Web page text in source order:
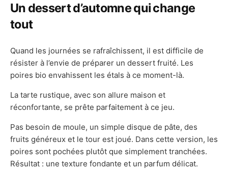
Un dessert d’automne qui change
tout
Quand les journées se rafraîchissent, il est difficile de
résister à l’envie de préparer un dessert fruité. Les
poires bio envahissent les étals à ce moment-là.
La tarte rustique, avec son allure maison et
réconfortante, se prête parfaitement à ce jeu.
Pas besoin de moule, un simple disque de pâte, des
fruits généreux et le tour est joué. Dans cette version, les
poires sont pochées plutôt que simplement tranchées.
Résultat : une texture fondante et un parfum délicat.